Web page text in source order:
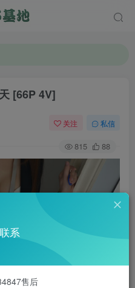
，实时查看最新站点。
[66P 4V]
关注 私信
815 88
系
售后